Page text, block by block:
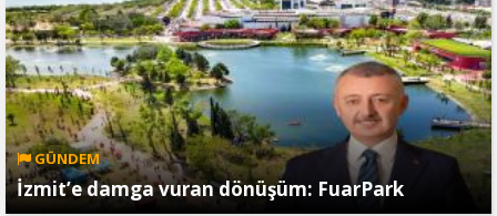
GÜNDEM
İzmit’e damga vuran dönüşüm: FuarPark